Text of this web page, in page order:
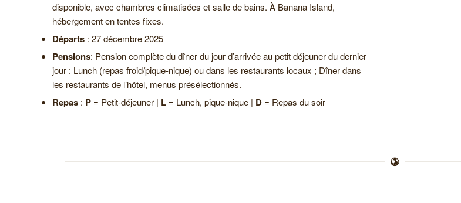
disponible, avec chambres climatisées et salle de bains. À Banana Island,
hébergement en tentes fixes.
Départs : 27 décembre 2025
Pensions: Pension complète du dîner du jour d’arrivée au petit déjeuner du dernier
jour : Lunch (repas froid/pique-nique) ou dans les restaurants locaux ; Dîner dans
les restaurants de l’hôtel, menus présélectionnés.
Repas : P = Petit-déjeuner | L = Lunch, pique-nique | D = Repas du soir